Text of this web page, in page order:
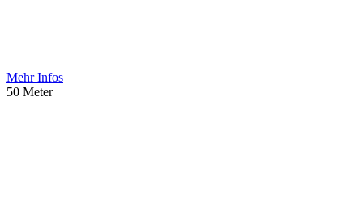
Mehr Infos
50 Meter